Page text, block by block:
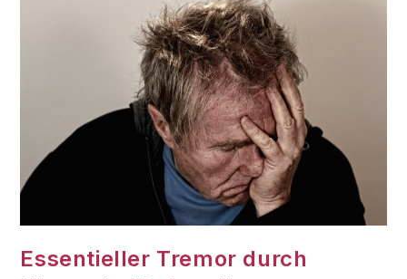
Essentieller Tremor durch